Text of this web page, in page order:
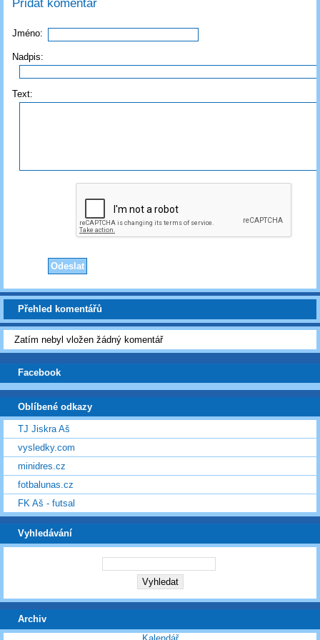
Přidat komentář
Jméno:
Nadpis:
Text:
Přehled komentářů
Zatím nebyl vložen žádný komentář
Facebook
Oblíbené odkazy
TJ Jiskra Aš
vysledky.com
minidres.cz
fotbalunas.cz
FK Aš - futsal
Vyhledávání
Archiv